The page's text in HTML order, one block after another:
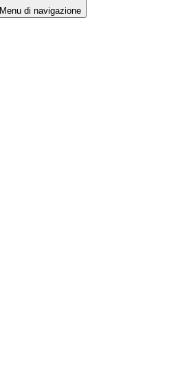
Menu di navigazione